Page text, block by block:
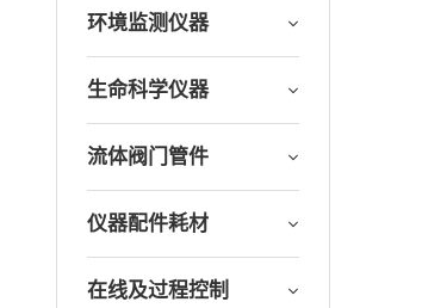
环境监测仪器
生命科学仪器
流体阀门管件
仪器配件耗材
在线及过程控制